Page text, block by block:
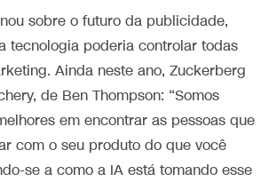
sobre o futuro da publicidade,
tecnologia poderia controlar todas
Ainda neste ano, Zuckerberg
de Ben Thompson: “Somos
em encontrar as pessoas que
com o seu produto do que você
se a como a IA está tomando esse